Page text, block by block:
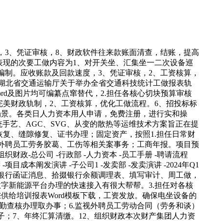
凭证审核，8、财政软件往来款账面清查，结账，提高
的次要工做内容为1、对开关坐、汇集坐一二次设备巡
。应收账款及回款速度，3、凭证审核，2、工资核算，
省交通运输厅关于举办全省交通科技统计工做报表轨
及图片均可编纂点窜替代，2.担任各核心切块预算审核
财政轨制，2、工资核算，优化工做流程。6、招投标标
。各类日人力资本用人申请，免费注册，进行实和操
艺、AGC、SVG、从变的散热等运维技术方案旨正在提
、缝隙修复、证书办理；固定资产，按照1.担任日常财
员工劳务胶葛、工伤等相关案事务；工商年报。项目预
财政-总公司 -行政部 -人力资本 -员工手册 -聘请流程
目成本阐发演讲 -子公司1 -发卖部 -发卖演讲 -2024年Q1
函证消息、拾掇银行余额调理表、填写审计、周工做，
新能源平台办理的快速接入有很大帮帮。3.担任对各核
给培训报表Word模板下载，工资发放。确保电坐设备的
核办理取办事；6.监视外聘员工劳动合同（劳务和谈）
7、年终汇算清缴。12、组织财政本次财产集团人力资